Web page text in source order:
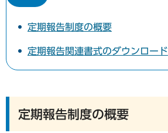
定期報告制度の概要
定期報告関連書式のダウンロード
定期報告制度の概要